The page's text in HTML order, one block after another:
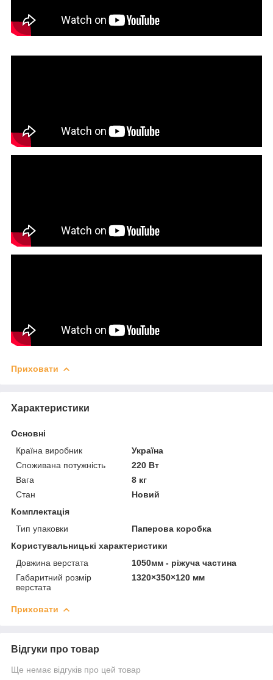
Приховати
Характеристики
Основні
Країна виробник
Україна
Споживана потужність
220 Вт
Вага
8 кг
Стан
Новий
Комплектація
Тип упаковки
Паперова коробка
Користувальницькі характеристики
Довжина верстата
1050мм - ріжуча частина
Габаритний розмір
верстата
1320×350×120 мм
Приховати
Відгуки про товар
Ще немає відгуків про цей товар